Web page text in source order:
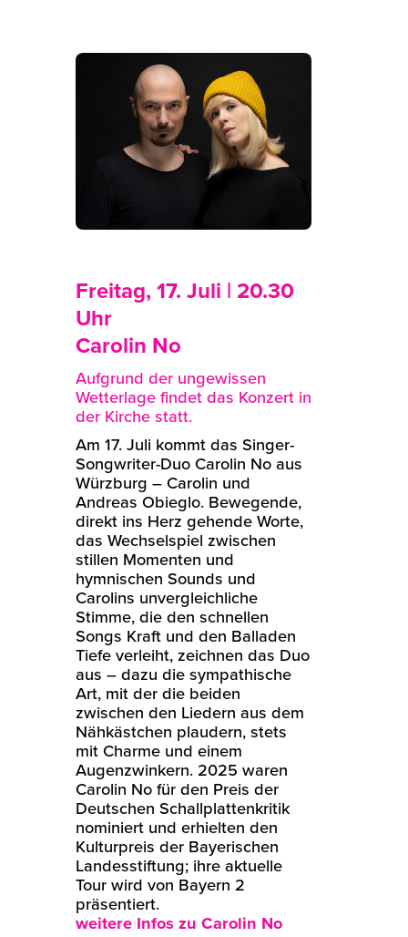
Freitag, 17. Juli | 20.30
Uhr
Carolin No
Aufgrund der ungewissen
Wetterlage findet das Konzert in
der Kirche statt.
Am 17. Juli kommt das Singer-
Songwriter-Duo Carolin No aus
Würzburg – Carolin und
Andreas Obieglo. Bewegende,
direkt ins Herz gehende Worte,
das Wechselspiel zwischen
stillen Momenten und
hymnischen Sounds und
Carolins unvergleichliche
Stimme, die den schnellen
Songs Kraft und den Balladen
Tiefe verleiht, zeichnen das Duo
aus – dazu die sympathische
Art, mit der die beiden
zwischen den Liedern aus dem
Nähkästchen plaudern, stets
mit Charme und einem
Augenzwinkern. 2025 waren
Carolin No für den Preis der
Deutschen Schallplattenkritik
nominiert und erhielten den
Kulturpreis der Bayerischen
Landesstiftung; ihre aktuelle
Tour wird von Bayern 2
präsentiert.
weitere Infos zu Carolin No